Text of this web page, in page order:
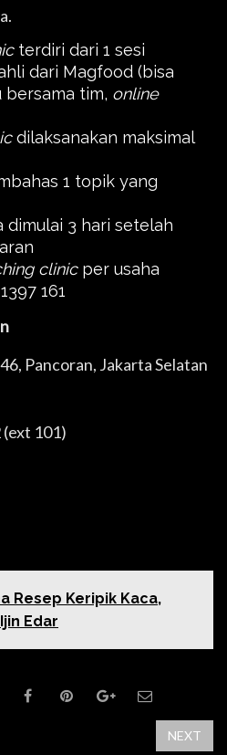
terdiri dari 1 sesi
dari Magfood (bisa
bersama tim, online
dilaksanakan maksimal
1 topik yang
dimulai 3 hari setelah
clinicper usaha
161
Pancoran, Jakarta Selatan
101)
Resep Keripik Kaca,
Edar
NEXT